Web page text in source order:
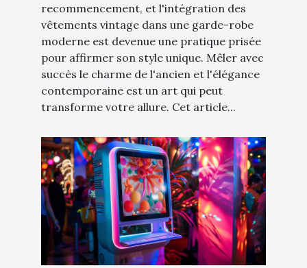
recommencement, et l'intégration des
vêtements vintage dans une garde-robe
moderne est devenue une pratique prisée
pour affirmer son style unique. Mêler avec
succès le charme de l'ancien et l'élégance
contemporaine est un art qui peut
transforme votre allure. Cet article...